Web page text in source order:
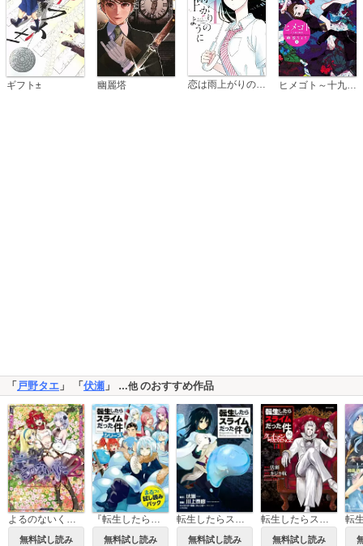
ギフト± 幽麗塔 恋は雨上がりのように
「戸野タエ 」 「伏瀬 」 …他のおすすめ作品
よるのないくに2～日々花盛り～
無料試し読み
『転生したらスライムだった件』シリーズまるっと試し読みパック
無料試し読み
転生したらスライムだった件
無料試し読み
転生したらスライムだった件 クレイマンREVENGE
無料試し読み